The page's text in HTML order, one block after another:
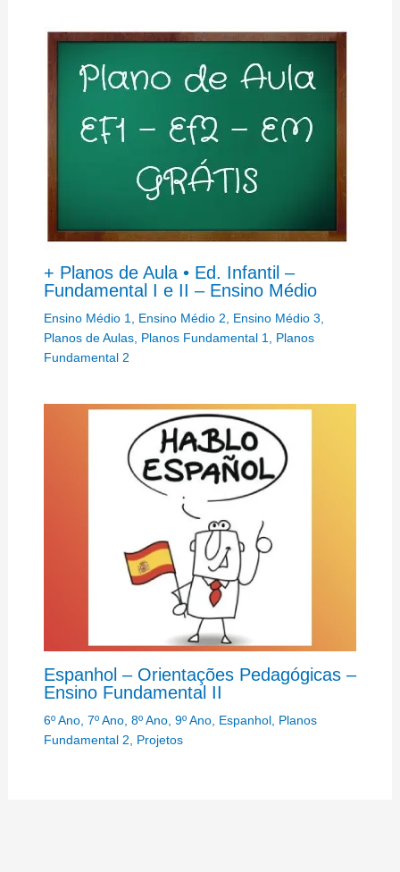
+ Planos de Aula • Ed. Infantil –
Fundamental I e II – Ensino Médio
Ensino Médio 1, Ensino Médio 2, Ensino Médio 3,
Planos de Aulas, Planos Fundamental 1, Planos
Fundamental 2
Espanhol – Orientações Pedagógicas –
Ensino Fundamental II
6º Ano, 7º Ano, 8º Ano, 9º Ano, Espanhol, Planos
Fundamental 2, Projetos